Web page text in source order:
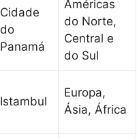
Cidade
do
Panamá
Américas
do Norte,
Central e
do Sul
Istambul
Europa,
Ásia, África